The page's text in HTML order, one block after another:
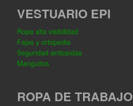
VESTUARIO EPI
Ropa alta visibilidad
Fajas y ortopedia
Seguridad anticaídas
Manguitos
ROPA DE TRABAJO